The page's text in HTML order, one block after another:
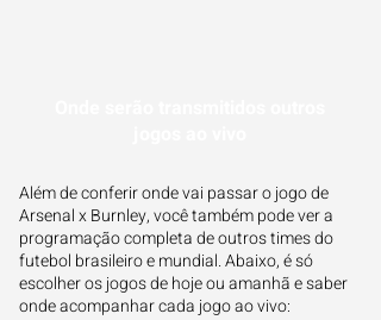
Além de conferir onde vai passar o jogo de
Arsenal x Burnley, você também pode ver a
programação completa de outros times do
futebol brasileiro e mundial. Abaixo, é só
escolher os jogos de hoje ou amanhã e saber
onde acompanhar cada jogo ao vivo: